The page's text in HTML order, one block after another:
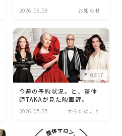
2026.06.08 お知らせ
02:17
今週の予約状況。と、整体
師TAKAが見た映画評。
2026.05.25 からだのこと